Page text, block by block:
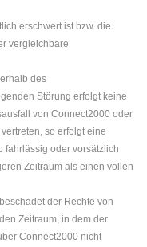
erschwert ist bzw. die
vergleichbare
des
Störung erfolgt keine
von Connect2000 oder
so erfolgt eine
fahrlässig oder vorsätzlich
Zeitraum als einen vollen
der Rechte von
Zeitraum, in dem der
Connect2000 nicht